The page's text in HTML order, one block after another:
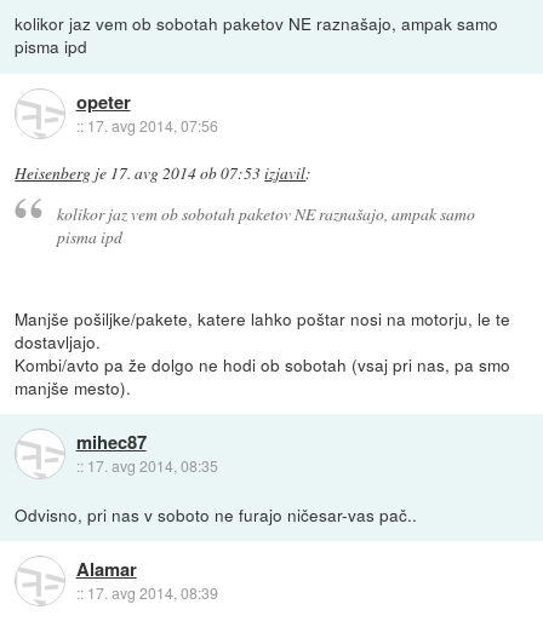
kolikor jaz vem ob sobotah paketov NE raznašajo, ampak samo
pisma ipd
opeter
:: 17. avg 2014, 07:56
Heisenberg je 17. avg 2014 ob 07:53izjavil:
kolikor jaz vem ob sobotah paketov NE raznašajo, ampak samo
pisma ipd
Manjše pošiljke/pakete, katere lahko poštar nosi na motorju, le te
dostavljajo.
Kombi/avto pa že dolgo ne hodi ob sobotah (vsaj pri nas, pa smo
manjše mesto).
mihec87
:: 17. avg 2014, 08:35
Odvisno, pri nas v soboto ne furajo ničesar-vas pač..
Alamar
:: 17. avg 2014, 08:39